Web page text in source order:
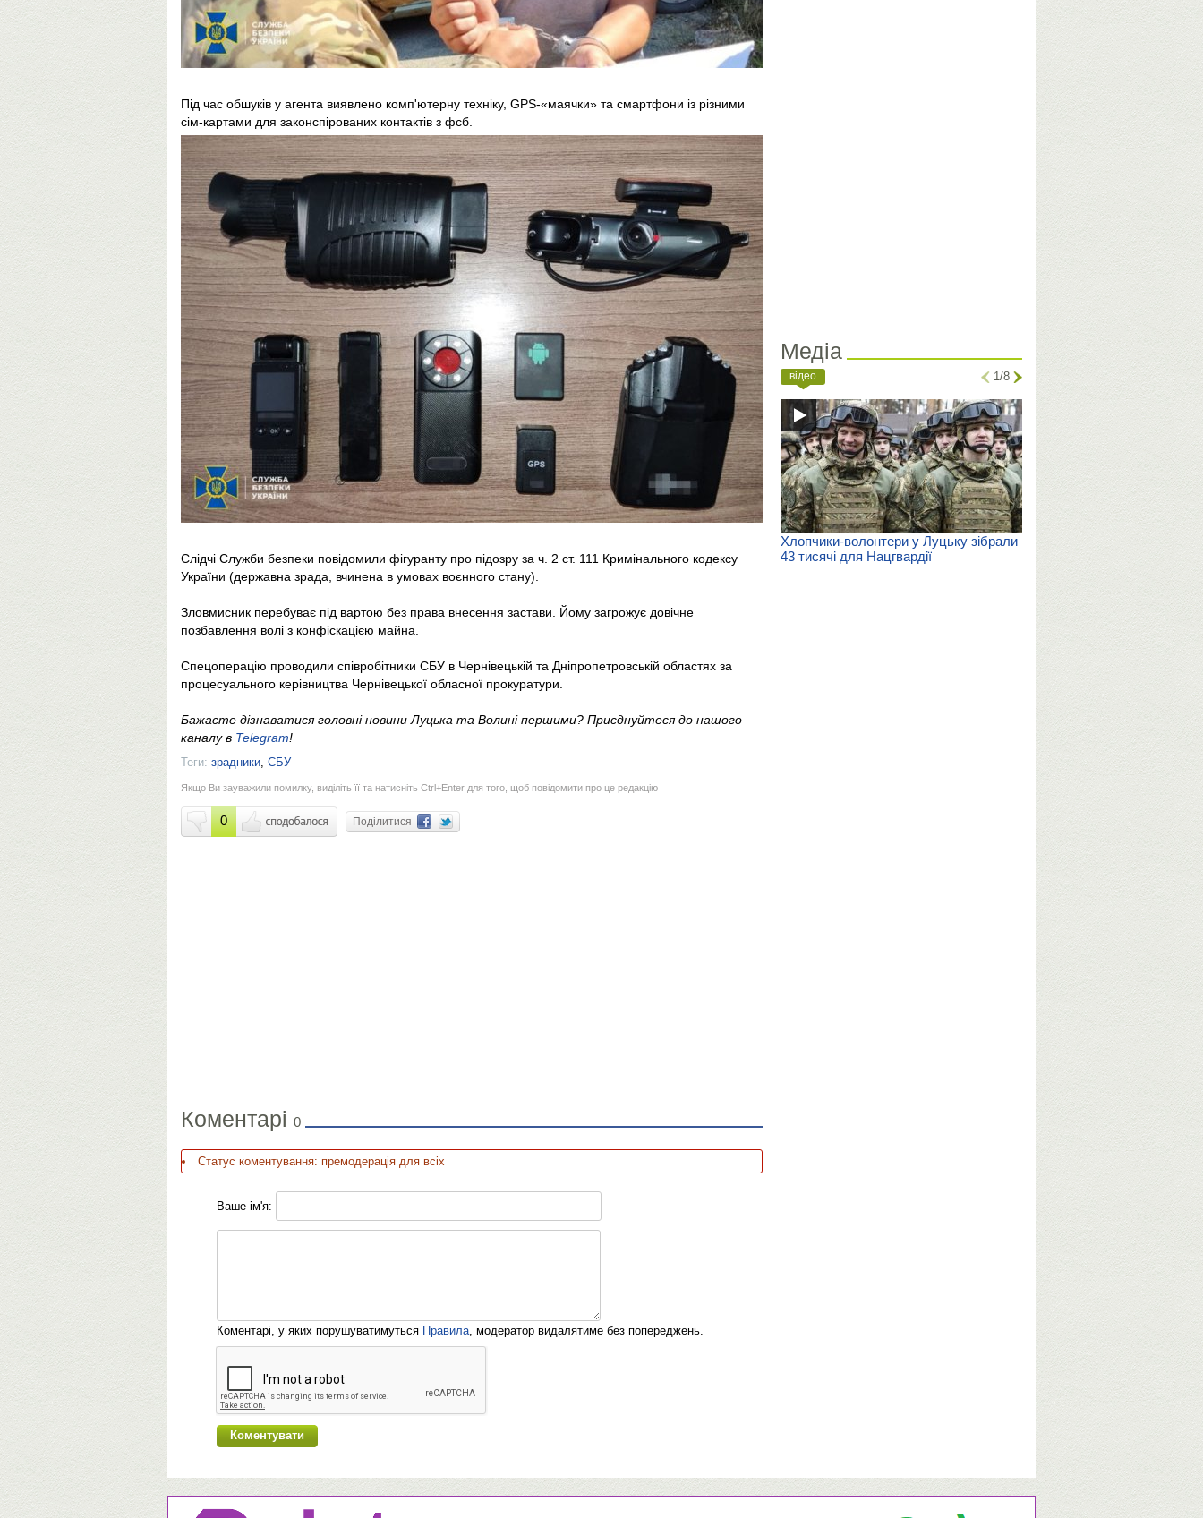
Під час обшуків у агента виявлено комп'ютерну техніку, GPS-«маячки» та смартфони із різними
сім-картами для законспірованих контактів з фсб.
Слідчі Служби безпеки повідомили фігуранту про підозру за ч. 2 ст. 111 Кримінального кодексу
України (державна зрада, вчинена в умовах воєнного стану).
Зловмисник перебуває під вартою без права внесення застави. Йому загрожує довічне
позбавлення волі з конфіскацією майна.
Спецоперацію проводили співробітники СБУ в Чернівецькій та Дніпропетровській областях за
процесуального керівництва Чернівецької обласної прокуратури.
Бажаєте дізнаватися головні новини Луцька та Волині першими? Приєднуйтеся до нашого
каналу в Telegram!
Теги: зрадники СБУ
Якщо Ви зауважили помилку, виділіть її та натисніть Ctrl+Enter для того, щоб повідомити про це редакцію
0 Поділитися
Коментарі 0
Статус коментування: премодерація для всіх
Ваше ім'я:
Коментарі, у яких порушуватимуться Правила , модератор видалятиме без попереджень.
Медіа
відео 1/8
Хлопчики-волонтери у Луцьку зібрали
43 тисячі для Нацгвардії